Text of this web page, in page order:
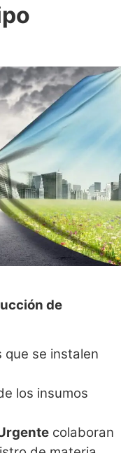
de
que se instalen
los insumos
colaboran